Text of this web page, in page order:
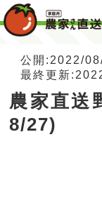
公開:2022/
最終更新
農家直送
8/27)